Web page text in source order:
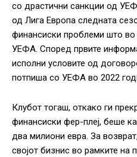
со драстични санкции од
од Лига Европа следната
финансиски проблеми што
УЕФА. Според првите
исполни условите од
потпиша со УЕФА во 2022
Клубот тогаш, откако ги
финансиски фер-плеј, беше
два милиони евра. За
својот бизнис во рамките на